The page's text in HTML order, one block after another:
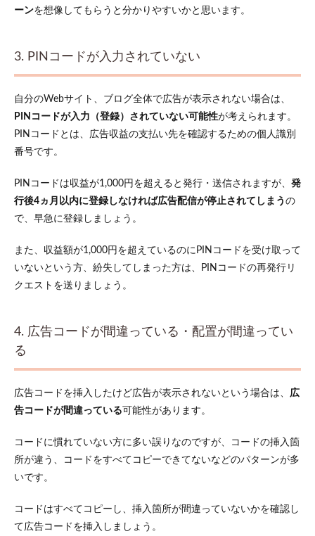
い時はまず
ーンを想像してもらうと分かりやすいかと思います。
3. PINコードが入力されていない
自分のWebサイト、ブログ全体で広告が表示されない場合は、
PINコードが入力（登録）されていない可能性が考えられます。
PINコードとは、広告収益の支払い先を確認するための個人識別
番号です。
PINコードは収益が1,000円を超えると発行・送信されますが、 発
行後4 ヵ月 以内に登録しなければ広告配信が停止されてしまう の
で、早急に登録しましょう。
また、収益額が1,000円を超えているのにPINコードを受け取って
いないという方、紛失してしまった方は、PINコードの再発行リ
クエストを送りましょう。
4. 広告コードが間違っている・配置が間違ってい
る
広告コードを挿入したけど広告が表示されないという場合は、 広
告コードが間違っている可能性があります。
コードに慣れていない方に多い誤りなのですが、コードの挿入箇
所が違う、コードをすべて コピーできてないなどのパターンが多
いです。
コードはすべて コピーし、挿入箇所が間違っていないかを確認し
て広告コードを挿入しましょう。